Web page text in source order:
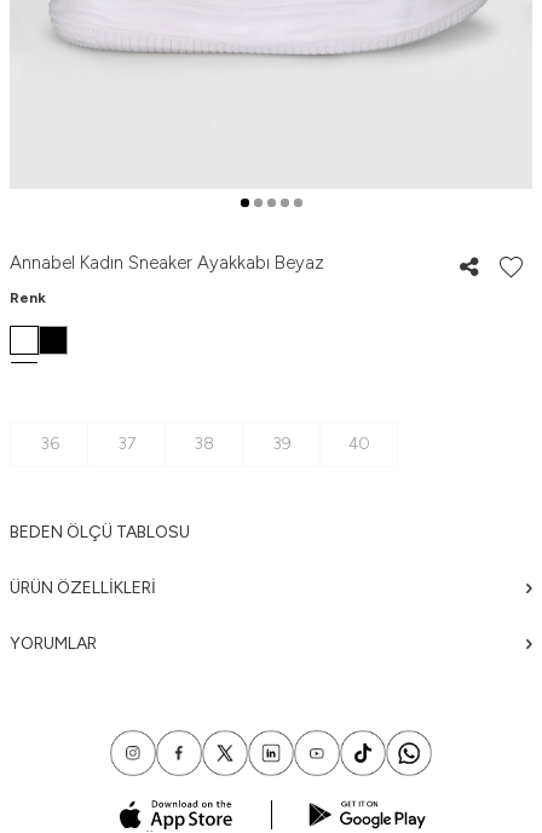
Annabel Kadın Sneaker Ayakkabı Beyaz
Renk
36 37 38 39 40
BEDEN ÖLÇÜ TABLOSU
ÜRÜN ÖZELLIKLERI
YORUMLAR